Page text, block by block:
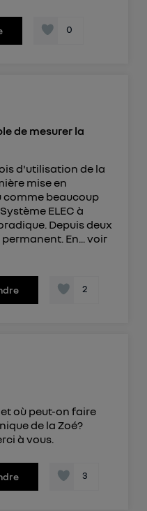
0
de mesurer la
d'utilisation de la
mise en
comme beaucoup
ELEC à
Depuis deux
En...voir
2
où peut-on faire
de la Zoé?
à vous.
3